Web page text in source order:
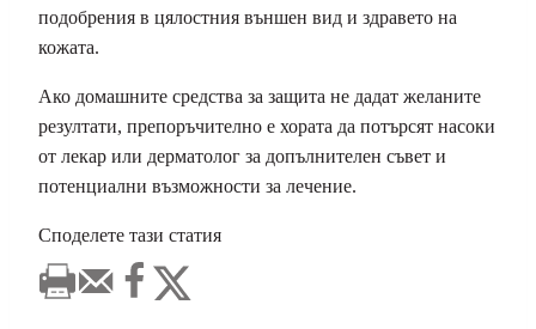
подобрения в цялостния външен вид и здравето на
кожата.
Ако домашните средства за защита не дадат желаните
резултати, препоръчително е хората да потърсят насоки
от лекар или дерматолог за допълнителен съвет и
потенциални възможности за лечение.
Споделете тази статия